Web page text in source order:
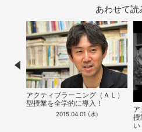
あわせて読
アクティブラーニング（ＡＬ）
型授業を全学的に導入！
2015.04.01 (水)
授
い
Prev